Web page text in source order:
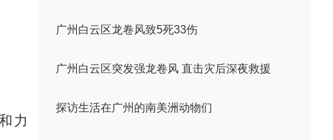
力
广州白云区龙卷风致5死33伤
广州白云区突发强龙卷风 直击灾后深夜救援
探访生活在广州的南美洲动物们